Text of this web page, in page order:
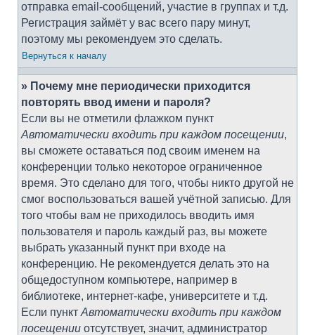
отправка email-сообщений, участие в группах и т.д.
Регистрация займёт у вас всего пару минут,
поэтому мы рекомендуем это сделать.
Вернуться к началу
» Почему мне периодически приходится
повторять ввод имени и пароля?
Если вы не отметили флажком пункт
Автоматически входить при каждом посещении,
вы сможете оставаться под своим именем на
конференции только некоторое ограниченное
время. Это сделано для того, чтобы никто другой не
смог воспользоваться вашей учётной записью. Для
того чтобы вам не приходилось вводить имя
пользователя и пароль каждый раз, вы можете
выбрать указанный пункт при входе на
конференцию. Не рекомендуется делать это на
общедоступном компьютере, например в
библиотеке, интернет-кафе, университете и т.д.
Если пункт Автоматически входить при каждом
посещении отсутствует, значит, администратор